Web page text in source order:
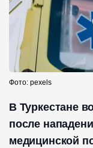
Фото: pexels
В Туркестане
после
медицинской